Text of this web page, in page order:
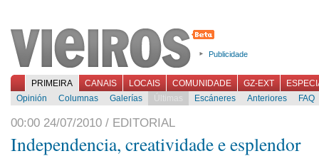
Publicidade
PRIMEIRA CANAIS LOCAIS COMUNIDADE GZ-EXT
Opinión
Columnas Galerías Últimas Escáneres Anteriores FAQ
00:00 24/07/2010 / EDITORIAL
Independencia, creatividade e esplendor